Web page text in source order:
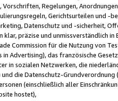
Regelungen,
Gerichtsurteilen und -
Datenschutz und -sicherheit,
klar, präzise und unmissverständlich
Commission für die Nutzung von
in Advertising), das französische
in sozialen Netzwerken, die
die Datenschutz-
(einschließlich aller
hostet),